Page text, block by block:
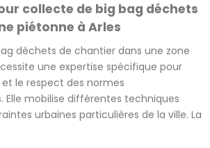
collecte de big bag déchets
piétonne à Arles
déchets de chantier dans une zone
une expertise spécifique pour
le respect des normes
Elle mobilise différentes techniques
urbaines particulières de la ville. La